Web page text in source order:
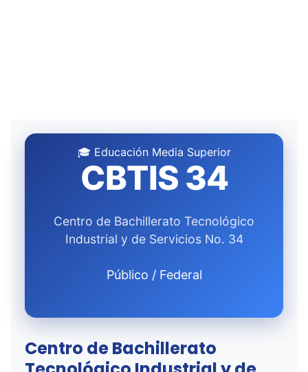
🎓 Educación Media Superior
CBTIS 34
Centro de Bachillerato Tecnológico
Industrial y de Servicios No. 34
Público / Federal
Centro de Bachillerato